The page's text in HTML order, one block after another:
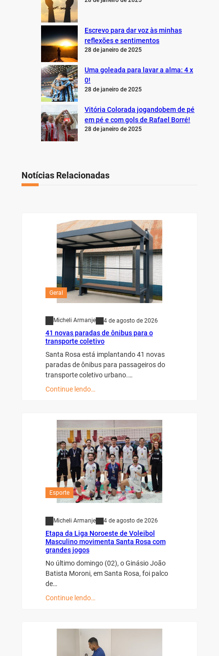
Escrevo para dar voz às minhas
reflexões e sentimentos
28 de janeiro de 2025
Uma goleada para lavar a alma: 4 x
0!
28 de janeiro de 2025
Vitória Colorada jogandobem de pé
em pé e com gols de Rafael Borré!
28 de janeiro de 2025
Notícias Relacionadas
Geral
Micheli Armanje 4 de agosto de 2026
41 novas paradas de ônibus para o
transporte coletivo
Santa Rosa está implantando 41 novas
paradas de ônibus para passageiros do
transporte coletivo urbano.…
Continue lendo…
Esporte
Micheli Armanje 4 de agosto de 2026
Etapa da Liga Noroeste de Voleibol
Masculino movimenta Santa Rosa com
grandes jogos
No último domingo (02), o Ginásio João
Batista Moroni, em Santa Rosa, foi palco
de…
Continue lendo…